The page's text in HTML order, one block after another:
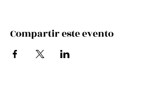
Compartir este evento